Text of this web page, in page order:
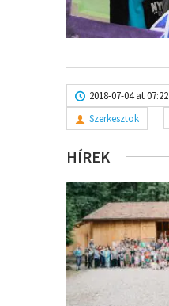
2018-07-04 at 07:22
Szerkesztok
HÍREK